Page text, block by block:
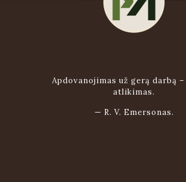
Apdovanojimas už gerą darbą
atlikimas.
— R. V. Emersonas.